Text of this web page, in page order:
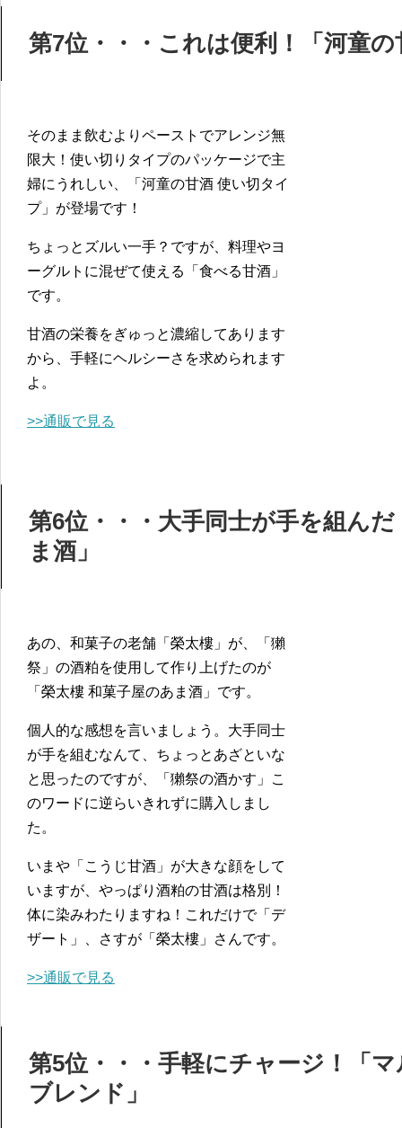
第7位・・・これは便利！「河童
そのまま飲むよりペーストでアレンジ無
限大！使い切りタイプのパッケージで主
婦にうれしい、「河童の甘酒 使い切タイ
プ」が登場です！
ちょっとズルい一手？ですが、料理やヨ
ーグルトに混ぜて使える「食べる甘酒」
です。
甘酒の栄養をぎゅっと濃縮してあります
から、手軽にヘルシーさを求められます
よ。
>>通販で見る
第6位・・・大手同士が手を組ん
ま酒」
あの、和菓子の老舗「榮太樓」が、「獺
祭」の酒粕を使用して作り上げたのが
「榮太樓 和菓子屋のあま酒」です。
個人的な感想を言いましょう。大手同士
が手を組むなんて、ちょっとあざといな
と思ったのですが、「獺祭の酒かす」こ
のワードに逆らいきれずに購入しまし
た。
いまや「こうじ甘酒」が大きな顔をして
いますが、やっぱり酒粕の甘酒は格別！
体に染みわたりますね！これだけで「デ
ザート」、さすが「榮太樓」さんです。
>>通販で見る
第5位・・・手軽にチャージ！「
ブレンド」